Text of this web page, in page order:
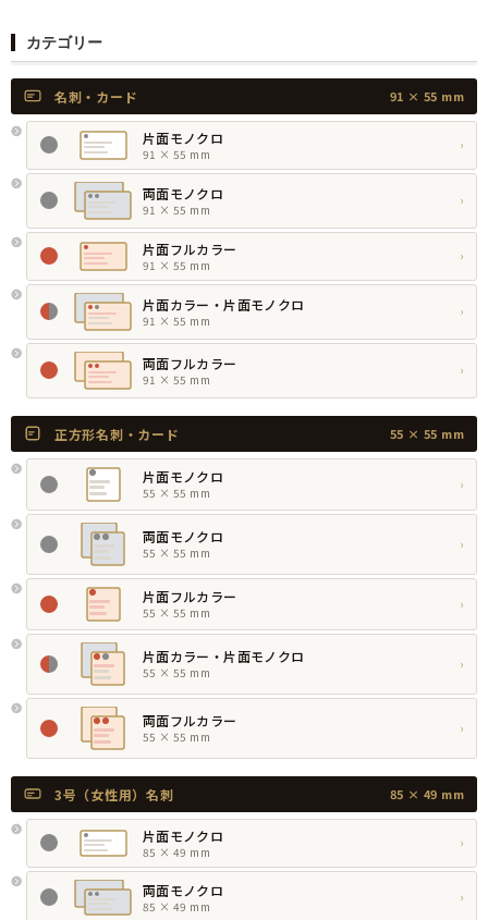
カテゴリー
名刺・カード 91 × 55 mm
片面モノクロ
91 × 55 mm
›
両面モノクロ
91 × 55 mm
›
片面フルカラー
91 × 55 mm
›
片面カラー・片面モノクロ
91 × 55 mm
›
両面フルカラー
91 × 55 mm
›
正方形名刺・カード 55 × 55 mm
片面モノクロ
55 × 55 mm
›
両面モノクロ
55 × 55 mm
›
片面フルカラー
55 × 55 mm
›
片面カラー・片面モノクロ
55 × 55 mm
›
両面フルカラー
55 × 55 mm
›
3号（女性用）名刺 85 × 49 mm
片面モノクロ
85 × 49 mm
›
両面モノクロ
85 × 49 mm
›